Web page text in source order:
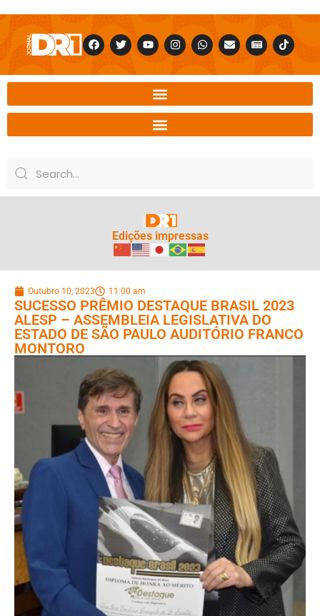
Edições impressas
Outubro 10, 2023 11:00 am
SUCESSO PRÊMIO DESTAQUE BRASIL 2023
ALESP – ASSEMBLEIA LEGISLATIVA DO
ESTADO DE SÃO PAULO AUDITÓRIO FRANCO
MONTORO